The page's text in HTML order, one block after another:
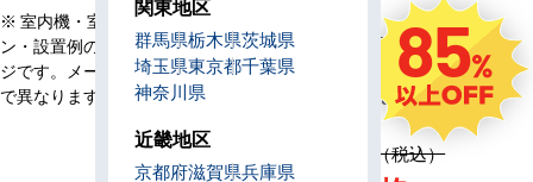
※ 室内機・室外機・リモコ
ン・設置例の画像はイメー
ジです。メーカー、機種等
で異なります。
電
源
単相200V／三相200V
定
1,381,600円（税込）
85
定価 1,381,600円（税込）
関東地区
群馬県栃木県茨城県
埼玉県東京都千葉県
神奈川県
近畿地区
京都府滋賀県兵庫県